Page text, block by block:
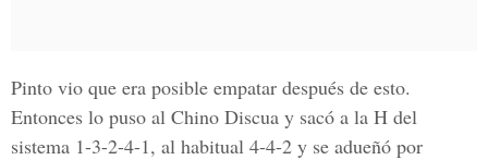
Pinto vio que era posible empatar después de esto.
Entonces lo puso al Chino Discua y sacó a la H del
sistema 1-3-2-4-1, al habitual 4-4-2 y se adueñó por